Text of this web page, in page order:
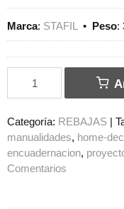
Marca: STAFIL• Peso:
Categoría: REBAJAS
manualidades
home-
encuadernacion
Comentarios